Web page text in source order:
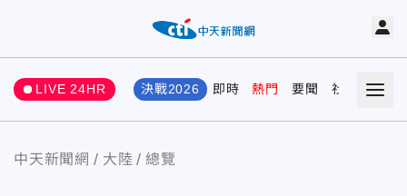
LIVE 24HR 決戰2026 即時 熱門 要聞 社會 娛樂
中天新聞網 大陸 總覽